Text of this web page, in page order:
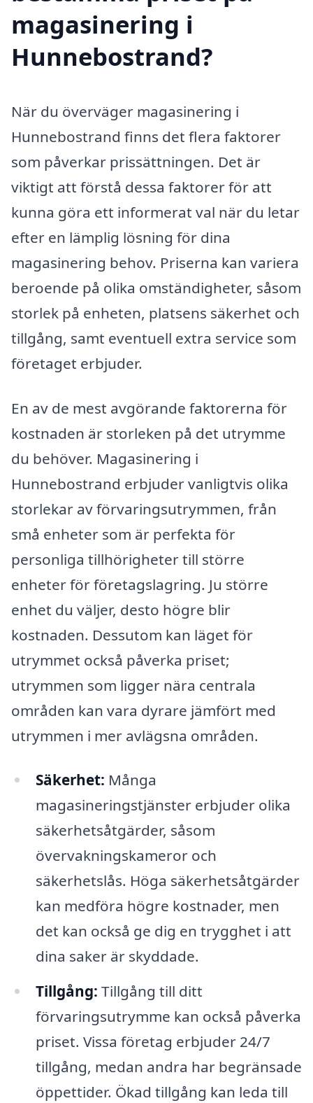
magasinering i
Hunnebostrand?
När du överväger magasinering i
Hunnebostrand finns det flera faktorer
som påverkar prissättningen. Det är
viktigt att förstå dessa faktorer för att
kunna göra ett informerat val när du letar
efter en lämplig lösning för dina
magasinering behov. Priserna kan variera
beroende på olika omständigheter, såsom
storlek på enheten, platsens säkerhet och
tillgång, samt eventuell extra service som
företaget erbjuder.
En av de mest avgörande faktorerna för
kostnaden är storleken på det utrymme
du behöver. Magasinering i
Hunnebostrand erbjuder vanligtvis olika
storlekar av förvaringsutrymmen, från
små enheter som är perfekta för
personliga tillhörigheter till större
enheter för företagslagring. Ju större
enhet du väljer, desto högre blir
kostnaden. Dessutom kan läget för
utrymmet också påverka priset;
utrymmen som ligger nära centrala
områden kan vara dyrare jämfört med
utrymmen i mer avlägsna områden.
Säkerhet: Många
magasineringstjänster erbjuder olika
säkerhetsåtgärder, såsom
övervakningskameror och
säkerhetslås. Höga säkerhetsåtgärder
kan medföra högre kostnader, men
det kan också ge dig en trygghet i att
dina saker är skyddade.
Tillgång: Tillgång till ditt
förvaringsutrymme kan också påverka
priset. Vissa företag erbjuder 24/7
tillgång, medan andra har begränsade
öppettider. Ökad tillgång kan leda till